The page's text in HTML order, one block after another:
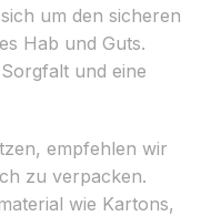
um den sicheren
Hab und Guts.
und eine
empfehlen wir
zu verpacken.
wie Kartons,